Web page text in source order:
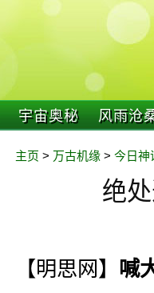
宇宙奥秘 风雨沧
主页 > 万古机缘 > 今日神
绝
【明思网】 喊